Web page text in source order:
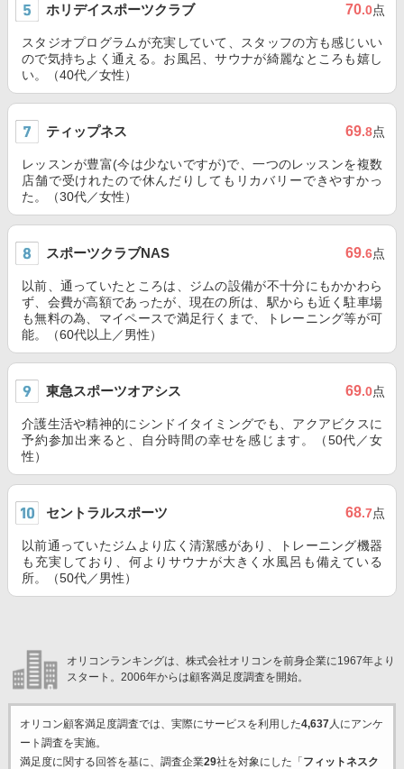
ホリデイスポーツクラブ 70.0点
スタジオプログラムが充実していて、スタッフの方も感じいい
ので気持ちよく通える。お風呂、サウナが綺麗なところも嬉し
い。（40代／女性）
ティップネス 69.8点
レッスンが豊富(今は少ないですが)で、一つのレッスンを複数
店舗で受けれたので休んだりしてもリカバリーできやすかっ
た。（30代／女性）
スポーツクラブNAS 69.6点
以前、通っていたところは、ジムの設備が不十分にもかかわら
ず、会費が高額であったが、現在の所は、駅からも近く駐車場
も無料の為、マイペースで満足行くまで、トレーニング等が可
能。（60代以上／男性）
東急スポーツオアシス 69.0点
介護生活や精神的にシンドイタイミングでも、アクアビクスに
予約参加出来ると、自分時間の幸せを感じます。（50代／女
性）
セントラルスポーツ 68.7点
以前通っていたジムより広く清潔感があり、トレーニング機器
も充実しており、何よりサウナが大きく水風呂も備えている
所。（50代／男性）
オリコンランキングは、株式会社オリコンを前身企業に1967年より
スタート。2006年からは顧客満足度調査を開始。
オリコン顧客満足度調査では、実際にサービスを利用した4,637人にアンケ
ート調査を実施。
満足度に関する回答を基に、調査企業29社を対象にした「 フィットネスク